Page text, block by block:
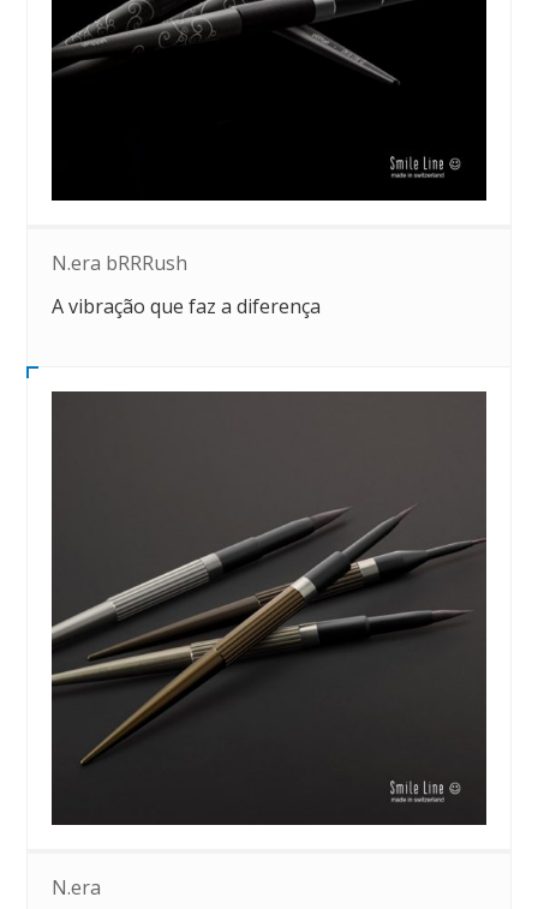
N.era bRRRush
A vibração que faz a diferença
N.era